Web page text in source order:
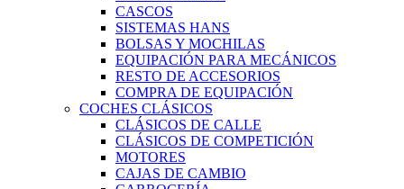
CASCOS
SISTEMAS HANS
BOLSAS Y MOCHILAS
EQUIPACIÓN PARA MECÁNICOS
RESTO DE ACCESORIOS
COMPRA DE EQUIPACIÓN
COCHES CLÁSICOS
CLÁSICOS DE CALLE
CLÁSICOS DE COMPETICIÓN
MOTORES
CAJAS DE CAMBIO